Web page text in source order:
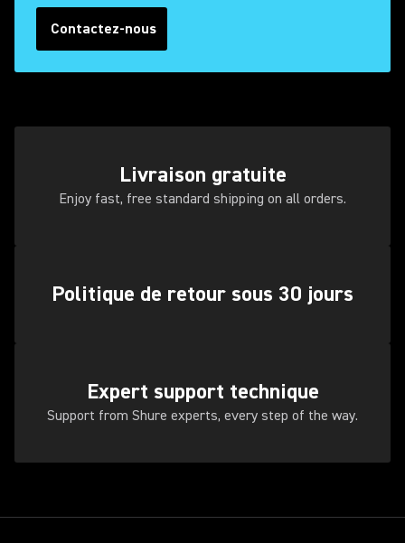
Contactez-nous
(Opens in a new tab)
Livraison gratuite
Enjoy fast, free standard shipping on all orders.
Politique de retour sous 30 jours
Expert support technique
Support from Shure experts, every step of the way.